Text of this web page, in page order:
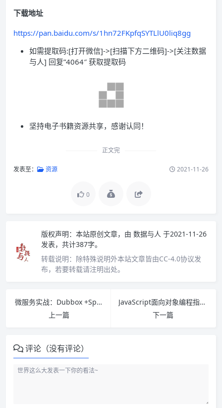
下载地址
https://pan.baidu.com/s/1hn72FKpfqSYTLlU0liq8gg
如需提取码:[打开微信]->[扫描下方二维码]->[关注数据
与人] 回复”4064″ 获取提取码
坚持电子书籍资源共享，感谢认同！
正文完
发表至： 资源 2021-11-26
0
版权声明： 本站原创文章，由 数据与人 于2021-11-26
发表，共计387字。
转载说明： 除特殊说明外本站文章皆由CC-4.0协议发
布，若要转载请注明出处。
微服务实战：Dubbox +Spring Boot+Docker PDF下载
上一篇
JavaScript面向对象编程指南(第2版) PDF下载
下一篇
评论（没有评论）